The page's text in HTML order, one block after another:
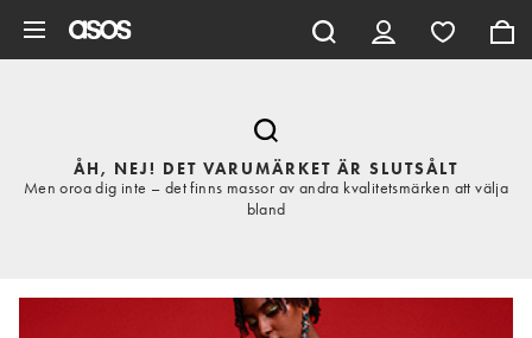
ÅH, NEJ! DET VARUMÄRKET ÄR SLUTSÅLT
Men oroa dig inte – det finns massor av andra kvalitetsmärken att välja
bland